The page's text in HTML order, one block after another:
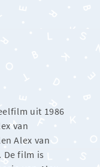
uit 1986
van
Alex van
De film is